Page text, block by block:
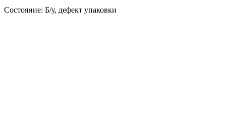
Состояние: Б/у, дефект упаковки